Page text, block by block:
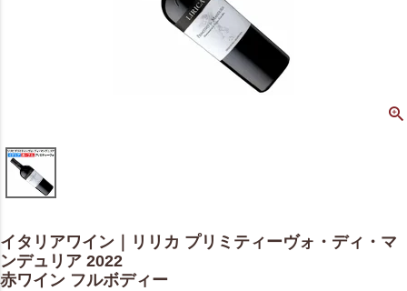
イタリアワイン｜リリカ プリミティーヴォ・ディ・マ
ンデュリア 2022
赤ワイン フルボディー